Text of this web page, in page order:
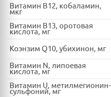
Витамин B12, кобаламин,
мкг
Витамин B13, оротовая
кислота, мг
Коэнзим Q10, убихинон, мг
Витамин N, липоевая
кислота, мг
Витамин U, метилмегионин-
сульфоний, мг